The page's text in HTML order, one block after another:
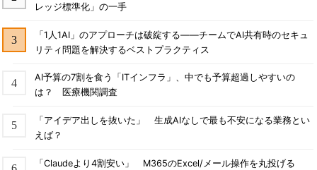
レッジ標準化」の一手
「1人1AI」のアプローチは破綻する――チームでAI共有時のセキュ
リティ問題を解決するベストプラクティス
AI予算の7割を食う「ITインフラ」、中でも予算超過しやすいの
は？ 医療機関調査
「アイデア出しを抜いた」 生成AIなしで最も不安になる業務とい
えば？
「Claudeより4割安い」 M365のExcel/メール操作を丸投げる